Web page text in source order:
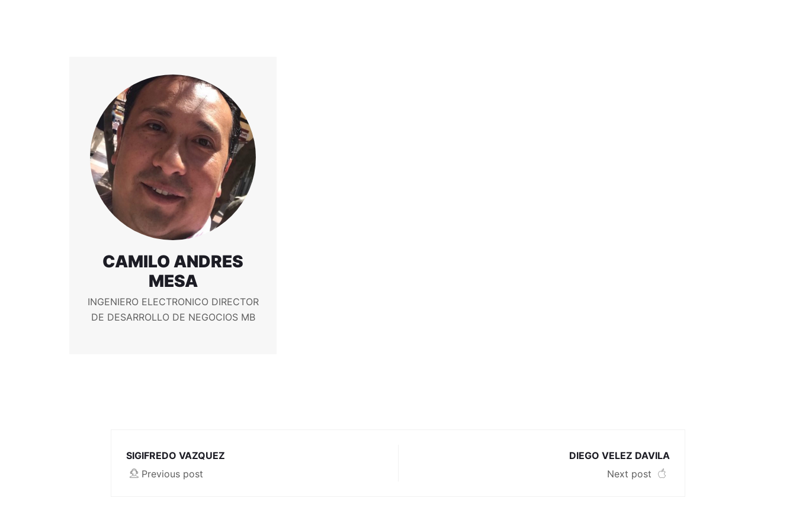
CAMILO ANDRES
MESA
INGENIERO ELECTRONICO DIRECTOR
DE DESARROLLO DE NEGOCIOS MB
SIGIFREDO VAZQUEZ
Previous post
DIEGO VELEZ DAVILA
Next post